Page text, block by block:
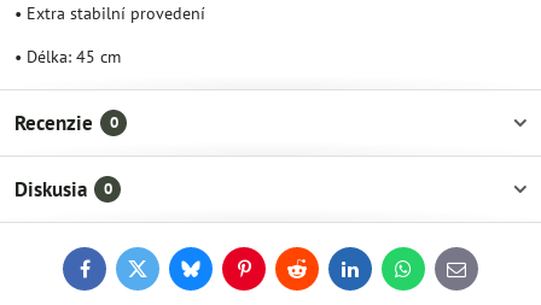
• Extra stabilní provedení
• Délka: 45 cm
Recenzie 0
Diskusia 0
FacebookTwitterBlueskyPinterestReddit LinkedInWhatsApp
E-
mail